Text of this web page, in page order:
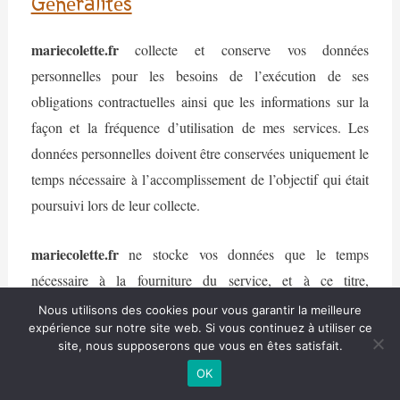
mariecolette.frcollecte et conserve vos données
personnelles pour les besoins de l’exécution de ses
obligations contractuelles ainsi que les informations sur la
façon et la fréquence d’utilisation de mes services. Les
données personnelles doivent être conservées uniquement le
temps nécessaire à l’accomplissement de l’objectif qui était
poursuivi lors de leur collecte.
mariecolette.frne stocke vos données que le temps
nécessaire à la fourniture du service, et à ce titre,
mariecolette.fr efface instantanément vos données après la
suppression de votre compte. Si le compte reste actif, la
conservation varie selon le type de données concernées. Par
exemple, vos données statistiques qui datent de plus de 13
Nous utilisons des cookies pour vous garantir la meilleure
expérience sur notre site web. Si vous continuez à utiliser ce
site, nous supposerons que vous en êtes satisfait.
OK